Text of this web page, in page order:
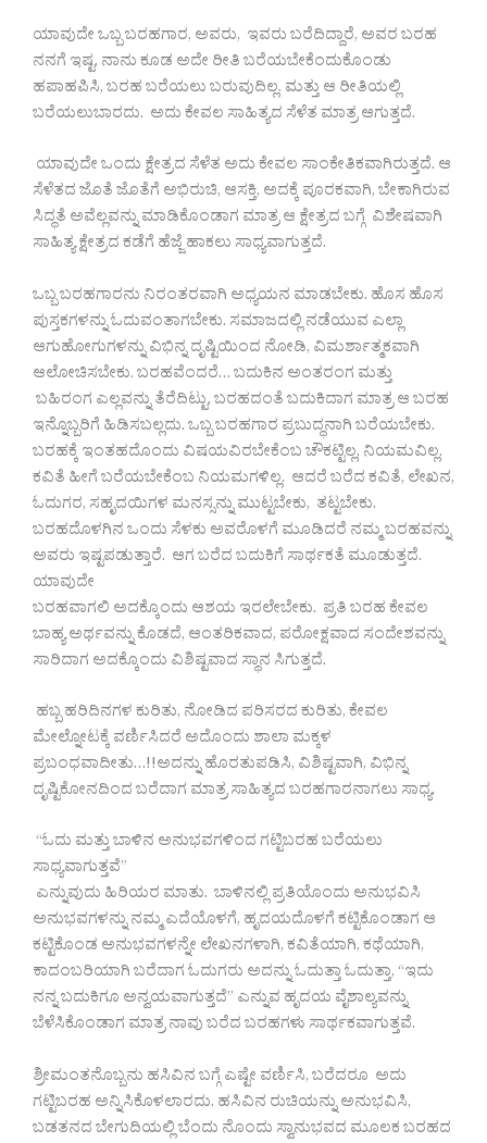
ಯಾವುದೇ ಒಬ್ಬ ಬರಹಗಾರ, ಅವರು, ಇವರು ಬರೆದಿದ್ದಾರೆ, ಅವರ ಬರಹ
ನನಗೆ ಇಷ್ಟ, ನಾನು ಕೂಡ ಅದೇ ರೀತಿ ಬರೆಯಬೇಕೆಂದುಕೊಂಡು
ಹಪಾಹಪಿಸಿ, ಬರಹ ಬರೆಯಲು ಬರುವುದಿಲ್ಲ. ಮತ್ತು ಆ ರೀತಿಯಲ್ಲಿ
ಬರೆಯಲುಬಾರದು. ಅದು ಕೇವಲ ಸಾಹಿತ್ಯದ ಸೆಳೆತ ಮಾತ್ರ ಆಗುತ್ತದೆ.
ಯಾವುದೇ ಒಂದು ಕ್ಷೇತ್ರದ ಸೆಳೆತ ಅದು ಕೇವಲ ಸಾಂಕೇತಿಕವಾಗಿರುತ್ತದೆ. ಆ
ಸೆಳೆತದ ಜೊತೆ ಜೊತೆಗೆ ಅಭಿರುಚಿ, ಆಸಕ್ತಿ, ಅದಕ್ಕೆ ಪೂರಕವಾಗಿ, ಬೇಕಾಗಿರುವ
ಸಿದ್ಧತೆ ಅವೆಲ್ಲವನ್ನು ಮಾಡಿಕೊಂಡಾಗ ಮಾತ್ರ ಆ ಕ್ಷೇತ್ರದ ಬಗ್ಗೆ ವಿಶೇಷವಾಗಿ
ಸಾಹಿತ್ಯ ಕ್ಷೇತ್ರದ ಕಡೆಗೆ ಹೆಜ್ಜೆ ಹಾಕಲು ಸಾಧ್ಯವಾಗುತ್ತದೆ.
ಒಬ್ಬ ಬರಹಗಾರನು ನಿರಂತರವಾಗಿ ಅಧ್ಯಯನ ಮಾಡಬೇಕು. ಹೊಸ ಹೊಸ
ಪುಸ್ತಕಗಳನ್ನು ಓದುವಂತಾಗಬೇಕು. ಸಮಾಜದಲ್ಲಿ ನಡೆಯುವ ಎಲ್ಲಾ
ಆಗುಹೋಗುಗಳನ್ನು ವಿಭಿನ್ನ ದೃಷ್ಟಿಯಿಂದ ನೋಡಿ, ವಿಮರ್ಶಾತ್ಮಕವಾಗಿ
ಆಲೋಚಿಸಬೇಕು. ಬರಹವೆಂದರೆ… ಬದುಕಿನ ಅಂತರಂಗ ಮತ್ತು
ಬಹಿರಂಗ ಎಲ್ಲವನ್ನು ತೆರೆದಿಟ್ಟು, ಬರಹದಂತೆ ಬದುಕಿದಾಗ ಮಾತ್ರ ಆ ಬರಹ
ಇನ್ನೊಬ್ಬರಿಗೆ ಹಿಡಿಸಬಲ್ಲದು. ಒಬ್ಬ ಬರಹಗಾರ ಪ್ರಬುದ್ಧನಾಗಿ ಬರೆಯಬೇಕು.
ಬರಹಕ್ಕೆ ಇಂತಹದೊಂದು ವಿಷಯವಿರಬೇಕೆಂಬ ಚೌಕಟ್ಟಿಲ್ಲ, ನಿಯಮವಿಲ್ಲ.
ಕವಿತೆ ಹೀಗೆ ಬರೆಯಬೇಕೆಂಬ ನಿಯಮಗಳಿಲ್ಲ. ಆದರೆ ಬರೆದ ಕವಿತೆ, ಲೇಖನ,
ಓದುಗರ, ಸಹೃದಯಿಗಳ ಮನಸ್ಸನ್ನು ಮುಟ್ಟಬೇಕು, ತಟ್ಟಬೇಕು.
ಬರಹದೊಳಗಿನ ಒಂದು ಸೆಳಕು ಅವರೊಳಗೆ ಮೂಡಿದರೆ ನಮ್ಮ ಬರಹವನ್ನು
ಅವರು ಇಷ್ಟಪಡುತ್ತಾರೆ. ಆಗ ಬರೆದ ಬದುಕಿಗೆ ಸಾರ್ಥಕತೆ ಮೂಡುತ್ತದೆ.
ಯಾವುದೇ
ಬರಹವಾಗಲಿ ಅದಕ್ಕೊಂದು ಆಶಯ ಇರಲೇಬೇಕು. ಪ್ರತಿ ಬರಹ ಕೇವಲ
ಬಾಹ್ಯ ಅರ್ಥವನ್ನು ಕೊಡದೆ, ಆಂತರಿಕವಾದ, ಪರೋಕ್ಷವಾದ ಸಂದೇಶವನ್ನು
ಸಾರಿದಾಗ ಅದಕ್ಕೊಂದು ವಿಶಿಷ್ಟವಾದ ಸ್ಥಾನ ಸಿಗುತ್ತದೆ.
ಹಬ್ಬ ಹರಿದಿನಗಳ ಕುರಿತು, ನೋಡಿದ ಪರಿಸರದ ಕುರಿತು, ಕೇವಲ
ಮೇಲ್ನೋಟಕ್ಕೆ ವರ್ಣಿಸಿದರೆ ಅದೊಂದು ಶಾಲಾ ಮಕ್ಕಳ
ಪ್ರಬಂಧವಾದೀತು…!!ಅದನ್ನು ಹೊರತುಪಡಿಸಿ, ವಿಶಿಷ್ಟವಾಗಿ, ವಿಭಿನ್ನ
ದೃಷ್ಟಿಕೋನದಿಂದ ಬರೆದಾಗ ಮಾತ್ರ ಸಾಹಿತ್ಯದ ಬರಹಗಾರನಾಗಲು ಸಾಧ್ಯ.
“ಓದು ಮತ್ತು ಬಾಳಿನ ಅನುಭವಗಳಿಂದ ಗಟ್ಟಿಬರಹ ಬರೆಯಲು
ಸಾಧ್ಯವಾಗುತ್ತವೆ”
ಎನ್ನುವುದು ಹಿರಿಯರ ಮಾತು. ಬಾಳಿನಲ್ಲಿ ಪ್ರತಿಯೊಂದು ಅನುಭವಿಸಿ
ಅನುಭವಗಳನ್ನು ನಮ್ಮ ಎದೆಯೊಳಗೆ, ಹೃದಯದೊಳಗೆ ಕಟ್ಟಿಕೊಂಡಾಗ ಆ
ಕಟ್ಟಿಕೊಂಡ ಅನುಭವಗಳನ್ನೇ ಲೇಖನಗಳಾಗಿ, ಕವಿತೆಯಾಗಿ, ಕಥೆಯಾಗಿ,
ಕಾದಂಬರಿಯಾಗಿ ಬರೆದಾಗ ಓದುಗರು ಅದನ್ನು ಓದುತ್ತಾ ಓದುತ್ತಾ, “ಇದು
ನನ್ನ ಬದುಕಿಗೂ ಅನ್ವಯವಾಗುತ್ತದೆ” ಎನ್ನುವ ಹೃದಯ ವೈಶಾಲ್ಯವನ್ನು
ಬೆಳೆಸಿಕೊಂಡಾಗ ಮಾತ್ರ ನಾವು ಬರೆದ ಬರಹಗಳು ಸಾರ್ಥಕವಾಗುತ್ತವೆ.
ಶ್ರೀಮಂತನೊಬ್ಬನು ಹಸಿವಿನ ಬಗ್ಗೆ ಎಷ್ಟೇ ವರ್ಣಿಸಿ, ಬರೆದರೂ ಅದು
ಗಟ್ಟಿಬರಹ ಅನ್ನಿಸಿಕೊಳಲಾರದು. ಹಸಿವಿನ ರುಚಿಯನ್ನು ಅನುಭವಿಸಿ,
ಬಡತನದ ಬೇಗುದಿಯಲ್ಲಿ ಬೆಂದು ನೊಂದು ಸ್ವಾನುಭವದ ಮೂಲಕ ಬರಹದ